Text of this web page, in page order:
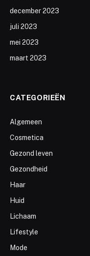
december 2023
juli 2023
mei 2023
maart 2023
CATEGORIEËN
Algemeen
Cosmetica
Gezond leven
Gezondheid
Haar
Huid
Lichaam
Lifestyle
Mode